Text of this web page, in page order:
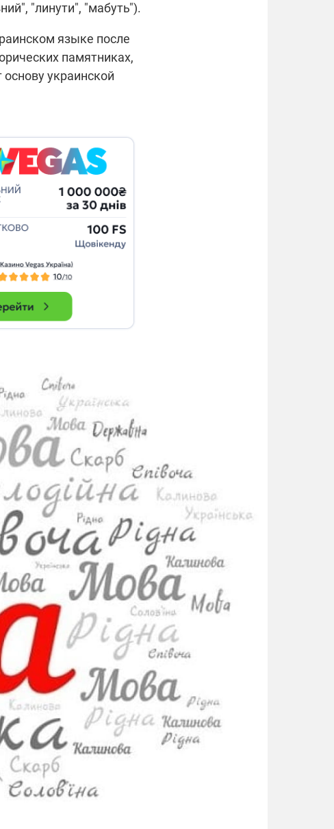
"линути", "мабуть").
языке после
памятниках,
украинской